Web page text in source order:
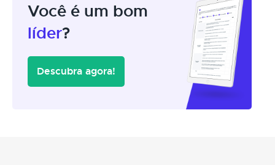
Você é um bom
líder?
Descubra agora!